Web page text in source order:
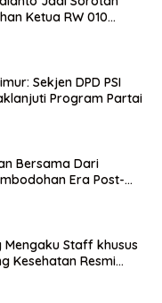
Ketua RW 010
Sekjen DPD PSI
Program Partai
Bersama Dari
Era Post-
Mengaku Staff khusus
Kesehatan Resmi